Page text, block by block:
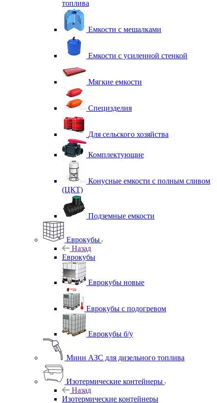
топлива
Емкости с мешалками
Емкости с усиленной стенкой
Мягкие емкости
Специзделия
Для сельского хозяйства
Комплектующие
Конусные емкости с полным сливом
(ЦКТ)
Подземные емкости
Еврокубы
Назад
Еврокубы
Еврокубы новые
Еврокубы с подогревом
Еврокубы б/у
Мини АЗС для дизельного топлива
Изотермические контейнеры
Назад
Изотермические контейнеры